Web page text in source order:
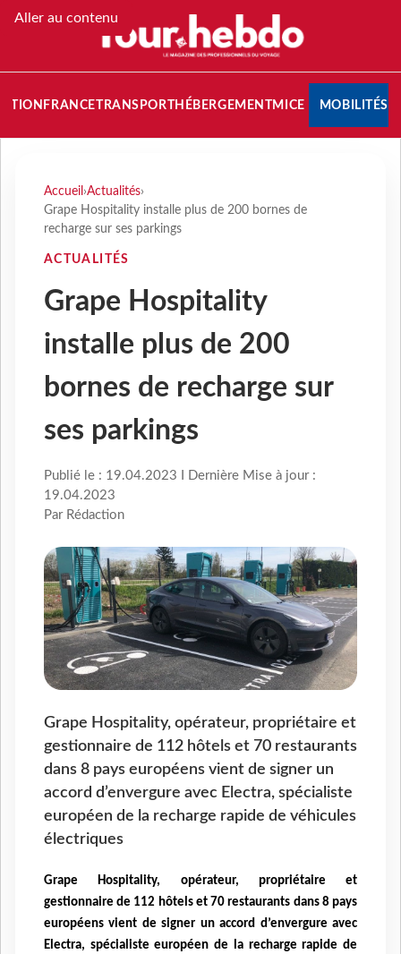
Aller au contenu
FRANCETRANSPORT HÉBERGEMENTMICE MOBILITÉS
Accueil ›Actualités›
Grape Hospitality installe plus de 200 bornes de
recharge sur ses parkings
ACTUALITÉS
Grape Hospitality
installe plus de 200
bornes de recharge sur
ses parkings
Publié le : 19.04.2023 I Dernière Mise à jour :
19.04.2023
Par Rédaction
Grape Hospitality, opérateur, propriétaire et
gestionnaire de 112 hôtels et 70 restaurants
dans 8 pays européens vient de signer un
accord d’envergure avec Electra, spécialiste
européen de la recharge rapide de véhicules
électriques
Grape Hospitality, opérateur, propriétaire et
gestionnaire de 112 hôtels et 70 restaurants dans 8 pays
européens vient de signer un accord d’envergure avec
Electra, spécialiste européen de la recharge rapide de